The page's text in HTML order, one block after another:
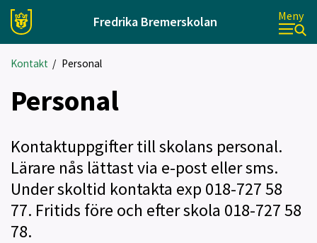
Fredrika Bremerskolan Meny
Kontakt / Personal
Personal
Kontaktuppgifter till skolans personal.
Lärare nås lättast via e-post eller sms.
Under skoltid kontakta exp 018-727 58
77. Fritids före och efter skola 018-727 58
78.